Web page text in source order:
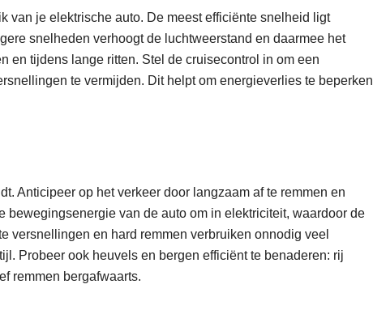
van je elektrische auto. De meest efficiënte snelheid ligt
snelheden verhoogt de luchtweerstand en daarmee het
en tijdens lange ritten. Stel de cruisecontrol in om een
te vermijden. Dit helpt om energieverlies te beperken
Anticipeer op het verkeer door langzaam af te remmen en
bewegingsenergie van de auto om in elektriciteit, waardoor de
versnellingen en hard remmen verbruiken onnodig veel
Probeer ook heuvels en bergen efficiënt te benaderen: rij
remmen bergafwaarts.